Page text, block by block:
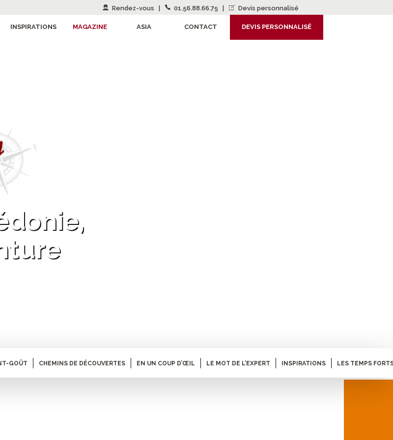
Rendez-vous 01.56.88.66.75 Devis personnalisé
INSPIRATIONS MAGAZINE ASIA CONTACT DEVIS PERSONNALISÉ
GOÛT CHEMINS DE DÉCOUVERTES EN UN COUP D’ŒIL LE MOT DE L’EXPERT INSPIRATIONS LES TEMPS